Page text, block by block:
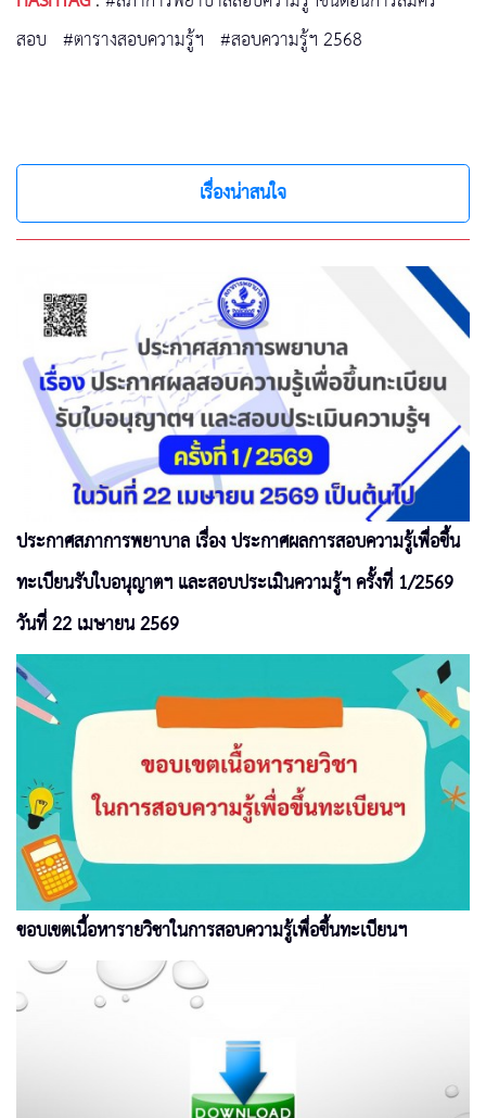
สอบ #ตารางสอบความรู้ฯ #สอบความรู้ฯ 2568
เรื่องน่าสนใจ
ประกาศสภาการพยาบาล เรื่อง ประกาศผลการสอบความรู้เพื่อขึ้น
ทะเบียนรับใบอนุญาตฯ และสอบประเมินความรู้ฯ ครั้งที่ 1/2569
วันที่ 22 เมษายน 2569
ขอบเขตเนื้อหารายวิชาในการสอบความรู้เพื่อขึ้นทะเบียนฯ